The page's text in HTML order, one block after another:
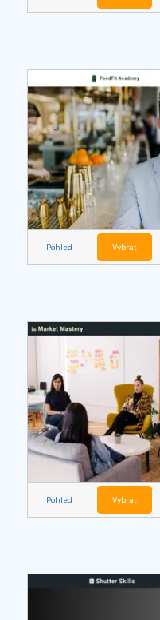
Pohled Vybrat
Pohled Vybrat